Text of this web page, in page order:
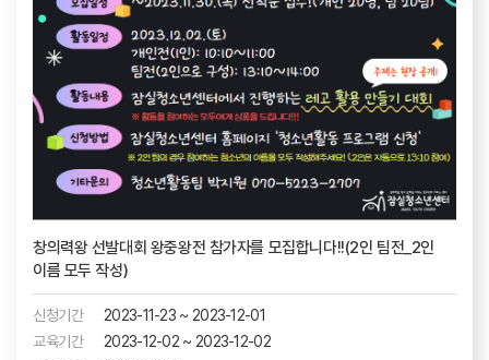
창의력왕 선발대회 왕중왕전 참가자를 모집합니다!!(2인 팀전_2인
이름 모두 작성)
신청기간
2023-11-23 ~ 2023-12-01
교육기간
2023-12-02 ~ 2023-12-02